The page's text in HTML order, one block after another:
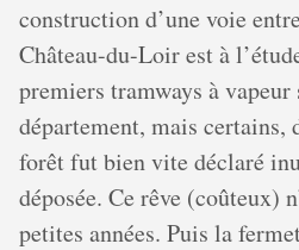
construction d’une voie
Château-du-Loir est à
premiers tramways à
département, mais certains,
forêt fut bien vite déclaré
déposée. Ce rêve (coûteux)
petites années. Puis la